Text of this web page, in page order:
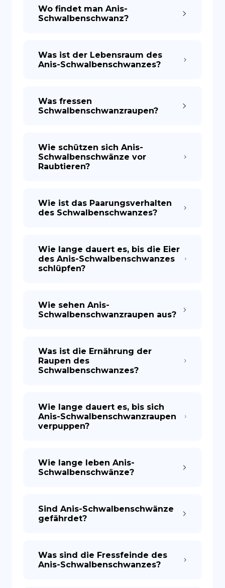
Wo findet man Anis-
Schwalbenschwanz?
Was ist der Lebensraum des
Anis-Schwalbenschwanzes?
Was fressen
Schwalbenschwanzraupen?
Wie schützen sich Anis-
Schwalbenschwänze vor
Raubtieren?
Wie ist das Paarungsverhalten
des Schwalbenschwanzes?
Wie lange dauert es, bis die Eier
des Anis-Schwalbenschwanzes
schlüpfen?
Wie sehen Anis-
Schwalbenschwanzraupen aus?
Was ist die Ernährung der
Raupen des
Schwalbenschwanzes?
Wie lange dauert es, bis sich
Anis-Schwalbenschwanzraupen
verpuppen?
Wie lange leben Anis-
Schwalbenschwänze?
Sind Anis-Schwalbenschwänze
gefährdet?
Was sind die Fressfeinde des
Anis-Schwalbenschwanzes?